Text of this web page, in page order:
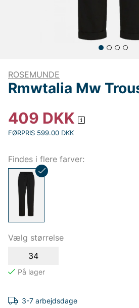
ROSEMUNDE
Rmwtalia Mw
409 DKK
FØRPRIS 599.00 DKK
Findes i flere farver:
Vælg størrelse
34
3-7 arbejdsdage